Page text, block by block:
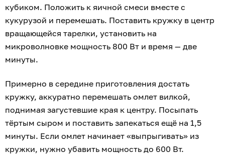
кубиком. Положить к яичной смеси вместе с
кукурузой и перемешать. Поставить кружку в центр
вращающейся тарелки, установить на
микроволновке мощность 800 Вт и время — две
минуты.
Примерно в середине приготовления достать
кружку, аккуратно перемешать омлет вилкой,
поднимая загустевшие края к центру. Посыпать
тёртым сыром и поставить запекаться ещё на 1,5
минуты. Если омлет начинает «выпрыгивать» из
кружки, нужно убавить мощность до 600 Вт.